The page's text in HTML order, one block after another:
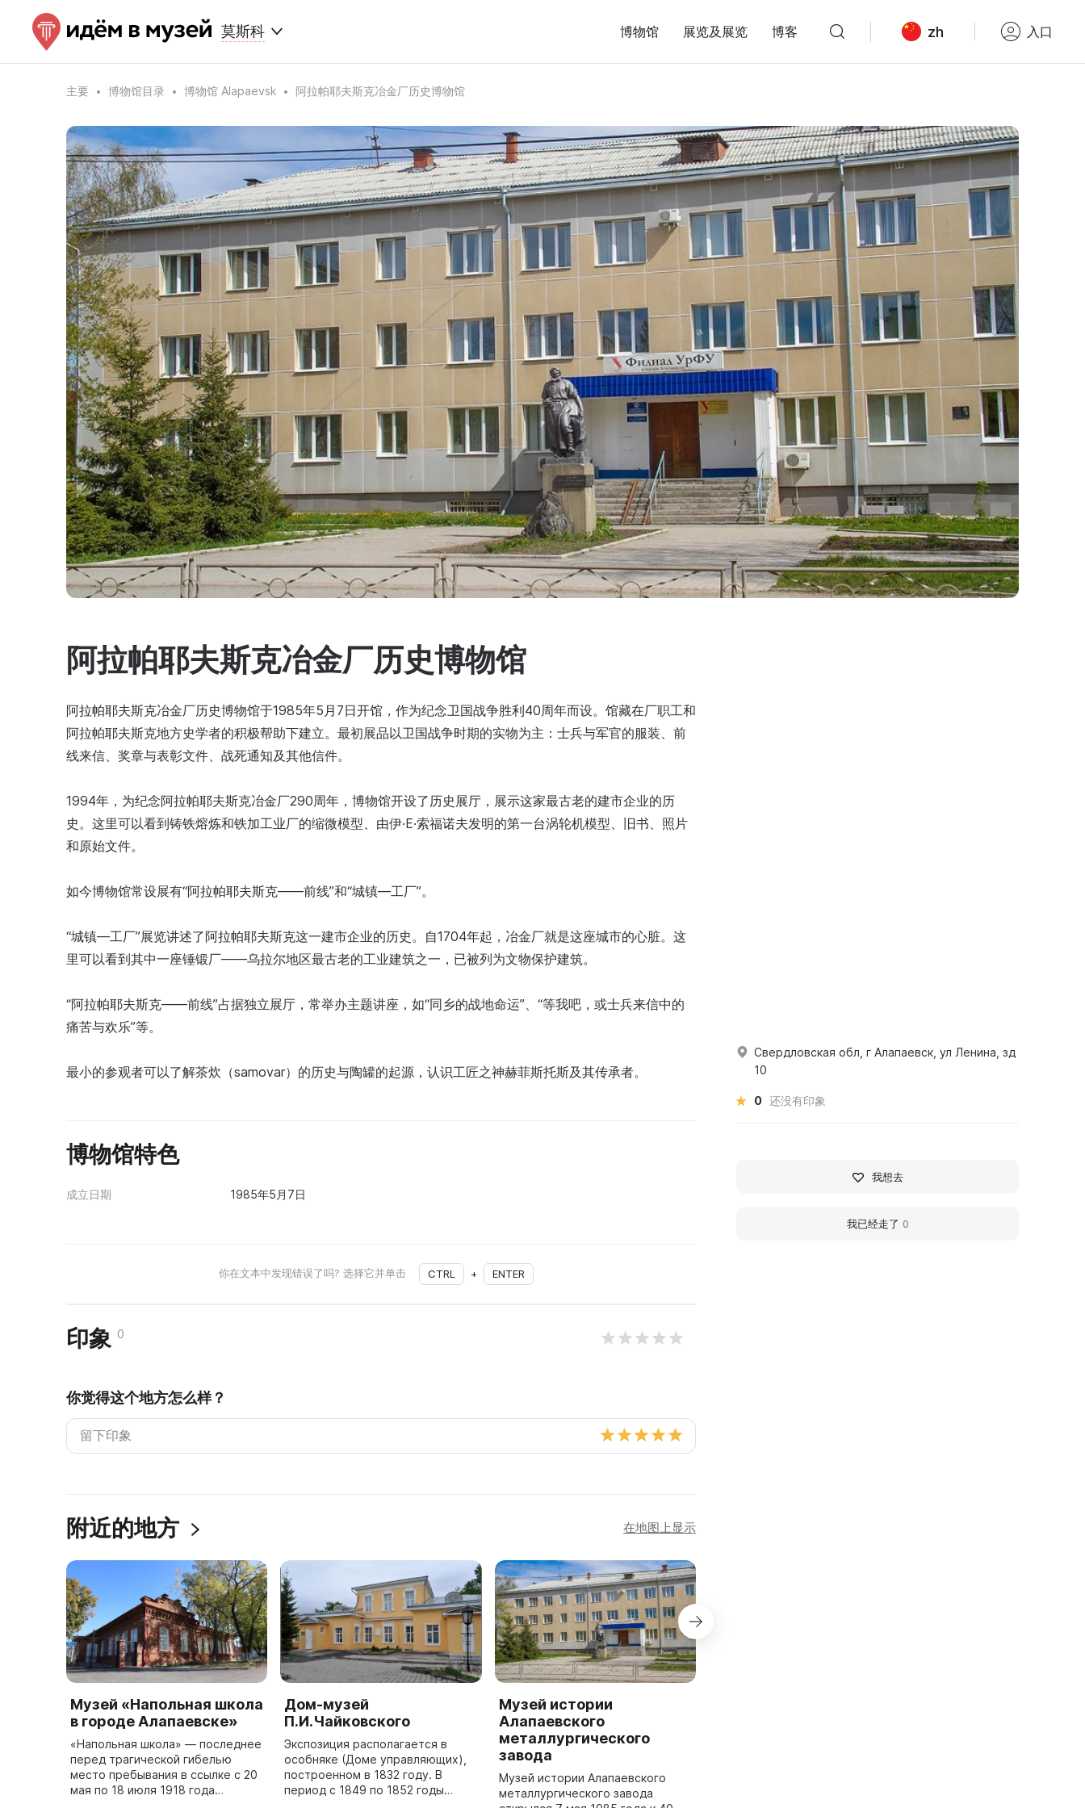
莫斯科 博物馆 展览及展览 博客 zh 入口
主要 博物馆目录 博物馆 Alapaevsk 阿拉帕耶夫斯克冶金厂历史博物馆
阿拉帕耶夫斯克冶金厂历史博物馆
阿拉帕耶夫斯克冶金厂历史博物馆于1985年5月7日开馆，作为纪念卫国战争胜利40周年而设。馆藏在厂职工和
阿拉帕耶夫斯克地方史学者的积极帮助下建立。最初展品以卫国战争时期的实物为主：士兵与军官的服装、前
线来信、奖章与表彰文件、战死通知及其他信件。
1994年，为纪念阿拉帕耶夫斯克冶金厂290周年，博物馆开设了历史展厅，展示这家最古老的建市企业的历
史。这里可以看到铸铁熔炼和铁加工业厂的缩微模型、由伊·Е·索福诺夫发明的第一台涡轮机模型、旧书、照片
和原始文件。
如今博物馆常设展有“阿拉帕耶夫斯克——前线”和“城镇—工厂”。
“城镇—工厂”展览讲述了阿拉帕耶夫斯克这一建市企业的历史。自1704年起，冶金厂就是这座城市的心脏。这
里可以看到其中一座锤锻厂——乌拉尔地区最古老的工业建筑之一，已被列为文物保护建筑。
“阿拉帕耶夫斯克——前线”占据独立展厅，常举办主题讲座，如“同乡的战地命运”、“等我吧，或士兵来信中的
痛苦与欢乐”等。
最小的参观者可以了解茶炊（samovar）的历史与陶罐的起源，认识工匠之神赫菲斯托斯及其传承者。
博物馆特色
成立日期 1985年5月7日
你在文本中发现错误了吗? 选择它并单击 CTRL + ENTER
印象 0
你觉得这个地方怎么样？
附近的地方 在地图上显示
Музей «Напольная школа
в городе Алапаевске»
«Напольная школа» — последнее
перед трагической гибелью
место пребывания в ссылке с 20
мая по 18 июля 1918 года
Дом-музей
П.И.Чайковского
Экспозиция располагается в
особняке (Доме управляющих),
построенном в 1832 году. В
период с 1849 по 1852 годы
Музей истории
Алапаевского
металлургического
завода
Музей истории Алапаевского
металлургического завода
Свердловская обл, г Алапаевск, ул Ленина, зд
10
0 还没有印象
我想去
我已经走了 0